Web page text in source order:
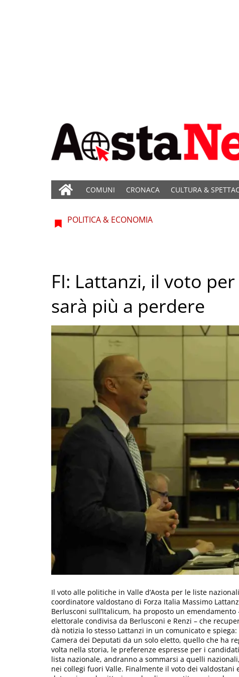
COMUNI CRONACA CULTURA &
POLITICA & ECONOMIA
FI: Lattanzi, il voto
sarà più a perdere
Il voto alle politiche in Valle d’Aosta per le liste
coordinatore valdostano di Forza Italia Massimo
Berlusconi sull’Italicum, ha proposto un
elettorale condivisa da Berlusconi e Renzi – che
dà notizia lo stesso Lattanzi in un comunicato e
Camera dei Deputati da un solo eletto, quello che ha
volta nella storia, le preferenze espresse per i
lista nazionale, andranno a sommarsi a quelli
nei collegi fuori Valle. Finalmente il voto dei